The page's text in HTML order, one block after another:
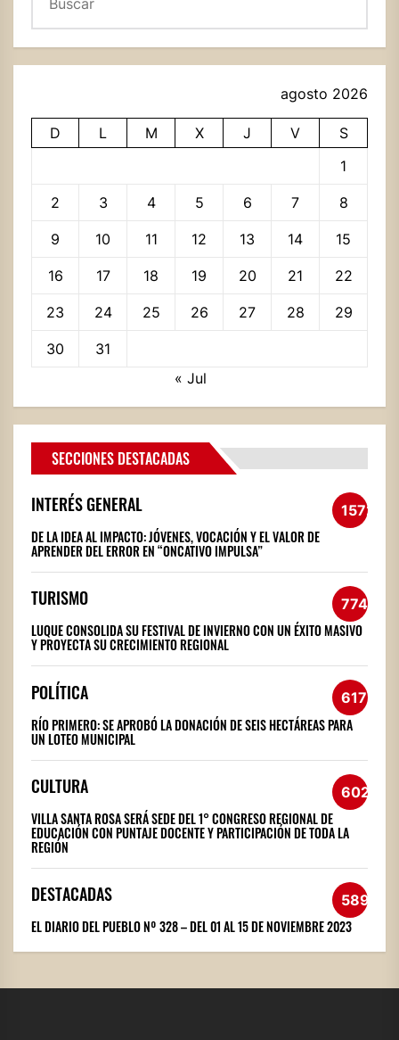
agosto 2026
D L M X J V
S
1
2 3 4 5 6 7 8
9 10 11 12 13 14 15
16 17 18 19 20 21 22
23 24 25 26 27 28 29
30
31
« Jul
SECCIONES DESTACADAS
INTERÉS GENERAL 1572
DE LA IDEA AL IMPACTO: JÓVENES, VOCACIÓN Y EL VALOR DE
APRENDER DEL ERROR EN “ONCATIVO IMPULSA”
TURISMO 774
LUQUE CONSOLIDA SU FESTIVAL DE INVIERNO CON UN ÉXITO MASIVO
Y PROYECTA SU CRECIMIENTO REGIONAL
POLÍTICA 617
RÍO PRIMERO: SE APROBÓ LA DONACIÓN DE SEIS HECTÁREAS PARA
UN LOTEO MUNICIPAL
CULTURA 602
VILLA SANTA ROSA SERÁ SEDE DEL 1° CONGRESO REGIONAL DE
EDUCACIÓN CON PUNTAJE DOCENTE Y PARTICIPACIÓN DE TODA LA
REGIÓN
DESTACADAS 589
EL DIARIO DEL PUEBLO Nº 328 – DEL 01 AL 15 DE NOVIEMBRE 2023